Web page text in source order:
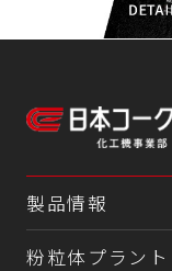
製品情報
粉粒体プラント